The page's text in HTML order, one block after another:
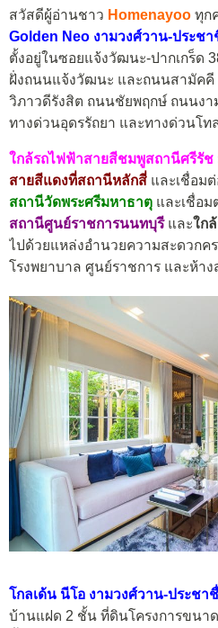
สวัสดีผู้อ่านชาว Homenayoo ทุก
Golden Neo งามวงศ์วาน-ประช
ตั้งอยู่ในซอยแจ้งวัฒนะ-ปากเกร็ด
ฝั่งถนนแจ้งวัฒนะ และถนนสามัค
วิภาวดีรังสิต ถนนชัยพฤกษ์ ถนนงา
ทางด่วนอุดรรัถยา และทางด่วนโท
ใกล้รถไฟฟ้าสายสีชมพูสถานีศรีรัช
สายสีแดงที่สถานีหลักสี่ และเชื่อม
สถานีวัดพระศรีมหาธาตุ และเชื่อม
สถานีศูนย์ราชการนนทบุรีและใก
ไปด้วยแหล่งอำนวยความสะดวกค
โรงพยาบาล ศูนย์ราชการ และห้า
โกลเด้น นีโอ งามวงศ์วาน-ประชา
บ้านแฝด 2 ชั้น ที่ดินโครงการขนา